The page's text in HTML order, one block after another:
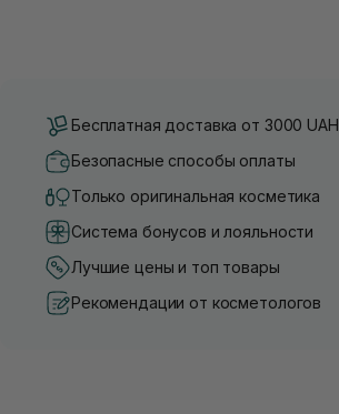
Бесплатная доставка от 3000 UAH
Безопасные способы оплаты
Только оригинальная косметика
Система бонусов и лояльности
Лучшие цены и топ товары
Рекомендации от косметологов